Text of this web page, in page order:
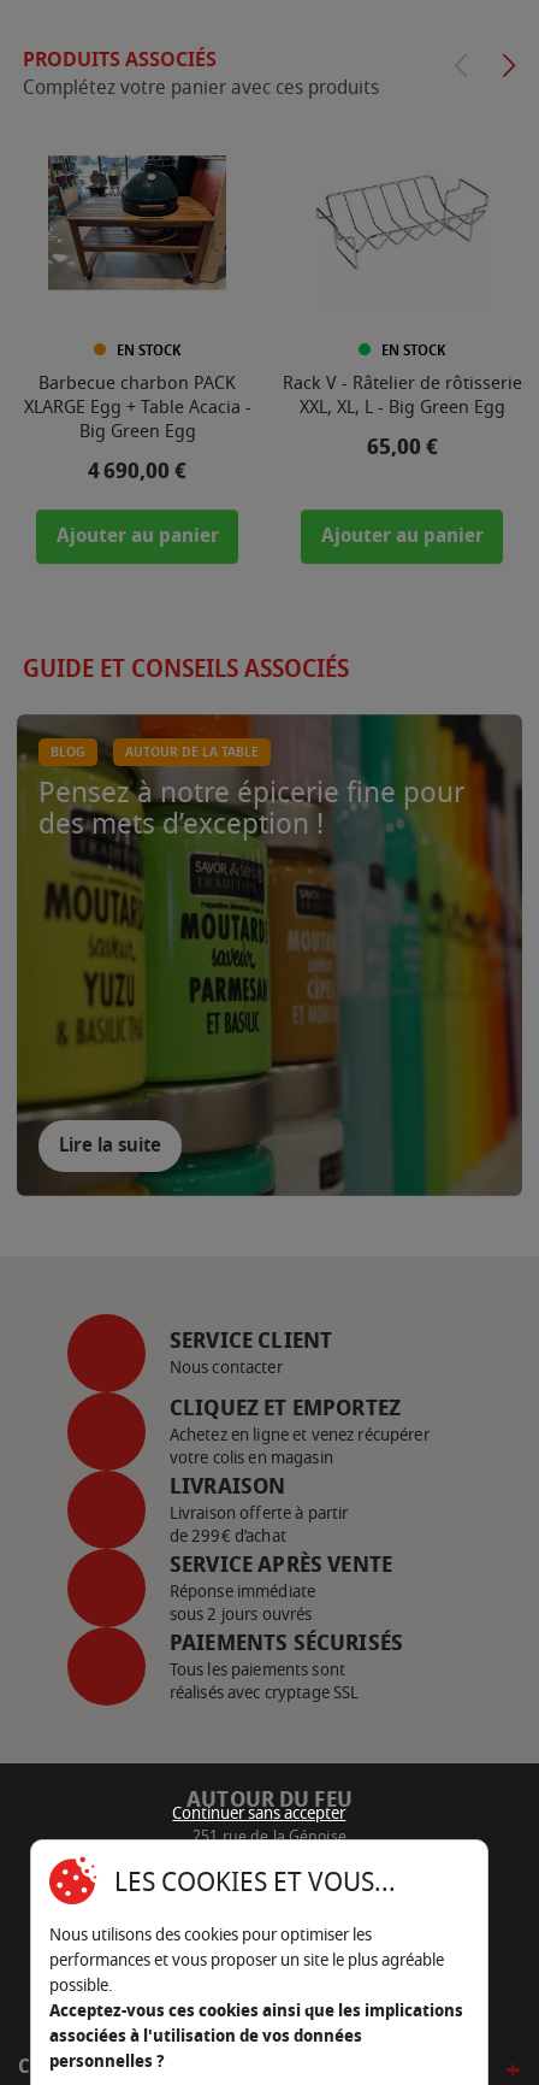
PRODUITS ASSOCIÉS
Complétez votre panier avec ces produits
EN STOCK
Barbecue charbon PACK
XLARGE Egg + Table Acacia -
Big Green Egg
Prix
4 690,00 €
Ajouter au panier
EN STOCK
Rack V - Râtelier de rôtisserie
XXL, XL, L - Big Green Egg
Prix
65,00 €
Ajouter au panier
GUIDE ET CONSEILS ASSOCIÉS
BLOG AUTOUR DE LA TABLE
Pensez à notre épicerie fine pour
des mets d’exception !
Lire la suite
SERVICE CLIENT
Nous contacter
CLIQUEZ ET EMPORTEZ
Achetez en ligne et venez récupérer
votre colis en magasin
LIVRAISON
Livraison offerte à partir
de 299€ d’achat
SERVICE APRÈS VENTE
Réponse immédiate
sous 2 jours ouvrés
PAIEMENTS SÉCURISÉS
Tous les paiements sont
réalisés avec cryptage SSL
AUTOUR DU FEU
251 rue de la Génoise
05 45 22 98 09
Nous envoyer un e-mail
CÔTÉ OUTDOOR
Continuer sans accepter
LES COOKIES ET VOUS...
Nous utilisons des cookies pour optimiser les
performances et vous proposer un site le plus agréable
possible.
Acceptez-vous ces cookies ainsi que les implications
associées à l'utilisation de vos données
personnelles ?